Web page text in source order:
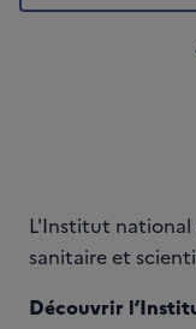
L'Institut national
sanitaire et
Découvrir